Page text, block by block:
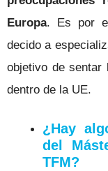
Europa. Es por
decido a
objetivo de sentar
dentro de la UE.
¿Hay
del
TFM?